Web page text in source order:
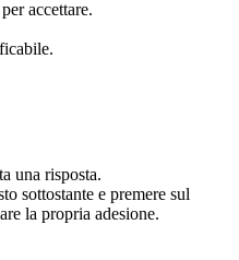
accettare.
una risposta.
sottostante e premere sul
la propria adesione.